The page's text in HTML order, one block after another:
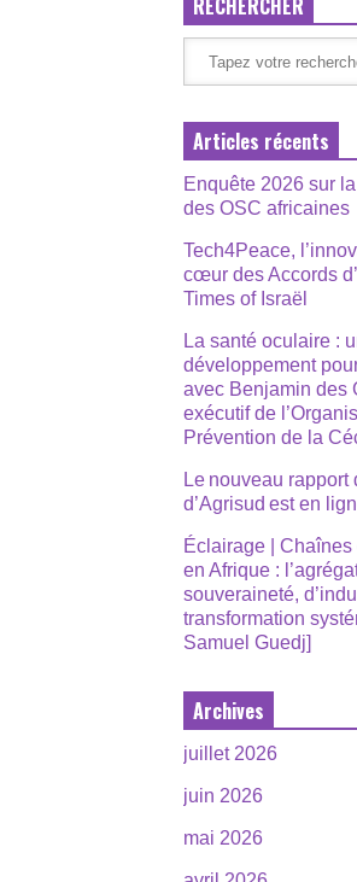
RECHERCHER
Articles récents
Enquête 2026 sur
des OSC africaines
Tech4Peace,
cœur des Accords
Times of Israël
La santé oculaire :
développement
avec Benjamin des
exécutif de
Prévention de la
Le nouveau rapport
d’Agrisud est en
Éclairage |
en Afrique :
souveraineté,
transformation
Samuel Guedj]
Archives
juillet 2026
juin 2026
mai 2026